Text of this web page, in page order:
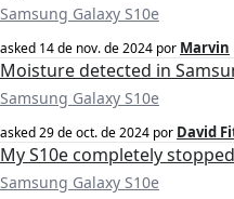
Samsung Galaxy S10e
asked 14 de nov. de 2024 por Marvin
Moisture detected in
Samsung Galaxy S10e
asked29 de oct. de 2024 por David
My S10e completely
Samsung Galaxy S10e